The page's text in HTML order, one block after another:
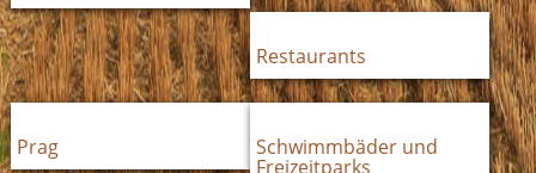
Restaurants
Prag Schwimmbäder und
Freizeitparks